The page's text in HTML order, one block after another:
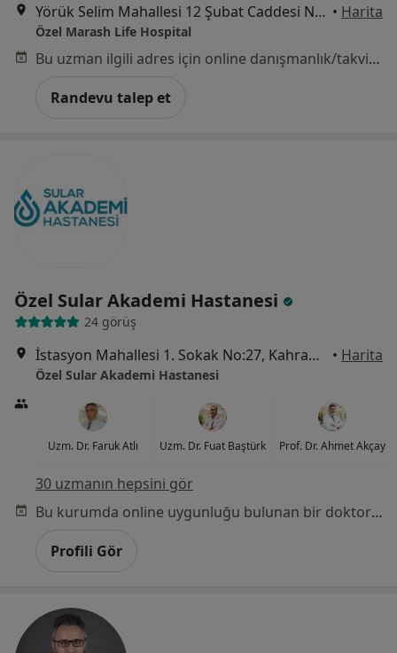
Yörük Selim Mahallesi 12 Şubat Caddesi No: 11, Kahramanmaraş • Harita
Özel Marash Life Hospital
Bu uzman ilgili adres için online danışmanlık/takvim sunmuyor.
Randevu talep et
Özel Sular Akademi Hastanesi
24 görüş
İstasyon Mahallesi 1. Sokak No:27, Kahramanmaraş • Harita
Özel Sular Akademi Hastanesi
Uzm. Dr. Faruk Atlı Uzm. Dr. Fuat Baştürk Prof. Dr. Ahmet Akçay
30 uzmanın hepsini gör
Bu kurumda online uygunluğu bulunan bir doktor veya uzman bulunamadı
Profili Gör